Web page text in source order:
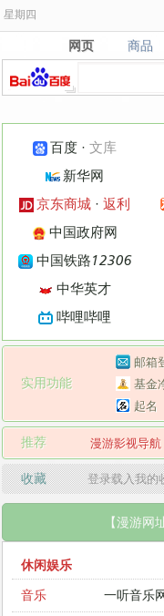
星期四
网页
网页 商品
商品
百度 ·文库
新华网
京东商城 ·返利
中国政府网
中国铁路12306
中华英才
哔哩哔哩
实用功能
邮箱
基金
起名
推荐 漫游影视导航
收藏 登录载入我
【漫游网
休闲娱乐
音乐
一听音乐